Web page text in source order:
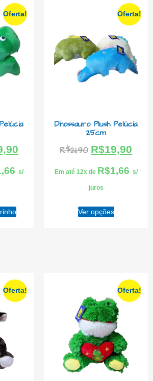
Oferta!
s/
Oferta!
Dinossauro Plush Pelúcia
25cm
R$21,90 R$19,90
Em até 12x de R$1,66 s/
juros
Ver opções
Oferta! Oferta!